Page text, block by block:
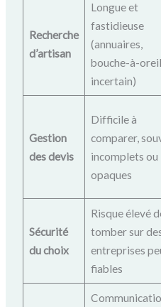
Recherche
d’artisan
Longue et
fastidieuse
(annuaires,
bouche-à-
incertain)
Gestion
des devis
Difficile à
comparer,
incomplets ou
opaques
Sécurité
du choix
Risque élevé
tomber sur
entreprises
fiables